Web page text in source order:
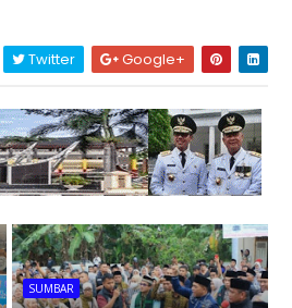
Twitter Google+
SUMBAR